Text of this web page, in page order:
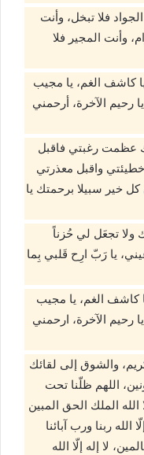
فلا تبخل، وأنت
وأنت المجير فلا
كاشف الغم، يا مجيب
رحيم الآخرة، أرحمني
عظمت رغبتي فاقبل
واقبل معذرتي
خير سبيلا برحمتك يا
ولا تجعَل لي حُزناً
يا رَبّ ارِح قَلبي بِما
كاشف الغم، يا مجيب
رحيم الآخرة، ارحمني
والشوق إلى لقائك
اللهم ظلّنا تحت
الملك الحق المبين
الله ربنا ورب آبائنا
لا إله إلّا الله